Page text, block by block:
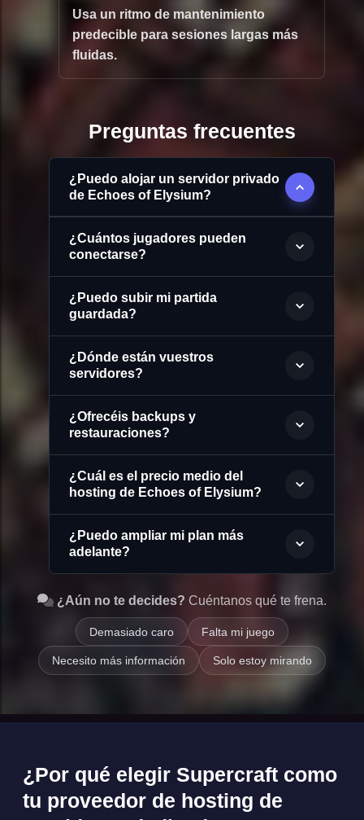
Usa un ritmo de mantenimiento
predecible para sesiones largas más
fluidas.
Preguntas frecuentes
¿Puedo alojar un servidor privado
de Echoes of Elysium?
¿Cuántos jugadores pueden
conectarse?
¿Puedo subir mi partida
guardada?
¿Dónde están vuestros
servidores?
¿Ofrecéis backups y
restauraciones?
¿Cuál es el precio medio del
hosting de Echoes of Elysium?
¿Puedo ampliar mi plan más
adelante?
¿Aún no te decides? Cuéntanos qué te frena.
Demasiado caro Falta mi juego
Necesito más información Solo estoy mirando
¿Por qué elegir Supercraft como
tu proveedor de hosting de